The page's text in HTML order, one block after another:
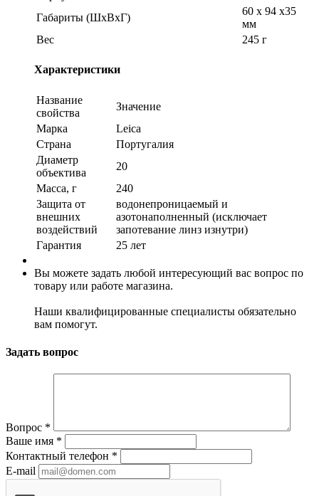
Габариты (ШхВхГ)
60 x 94 x35
мм
Вес
245 г
Характеристики
Название
свойства
Значение
Марка
Leica
Страна
Португалия
Диаметр
объектива
20
Масса, г
240
Защита от
внешних
воздействий
водонепроницаемый и
азотонаполненный (исключает
запотевание линз изнутри)
Гарантия
25 лет
Вы можете задать любой интересующий вас вопрос по
товару или работе магазина.
Наши квалифицированные специалисты обязательно
вам помогут.
Задать вопрос
Вопрос *
Ваше имя *
Контактный телефон *
E-mail